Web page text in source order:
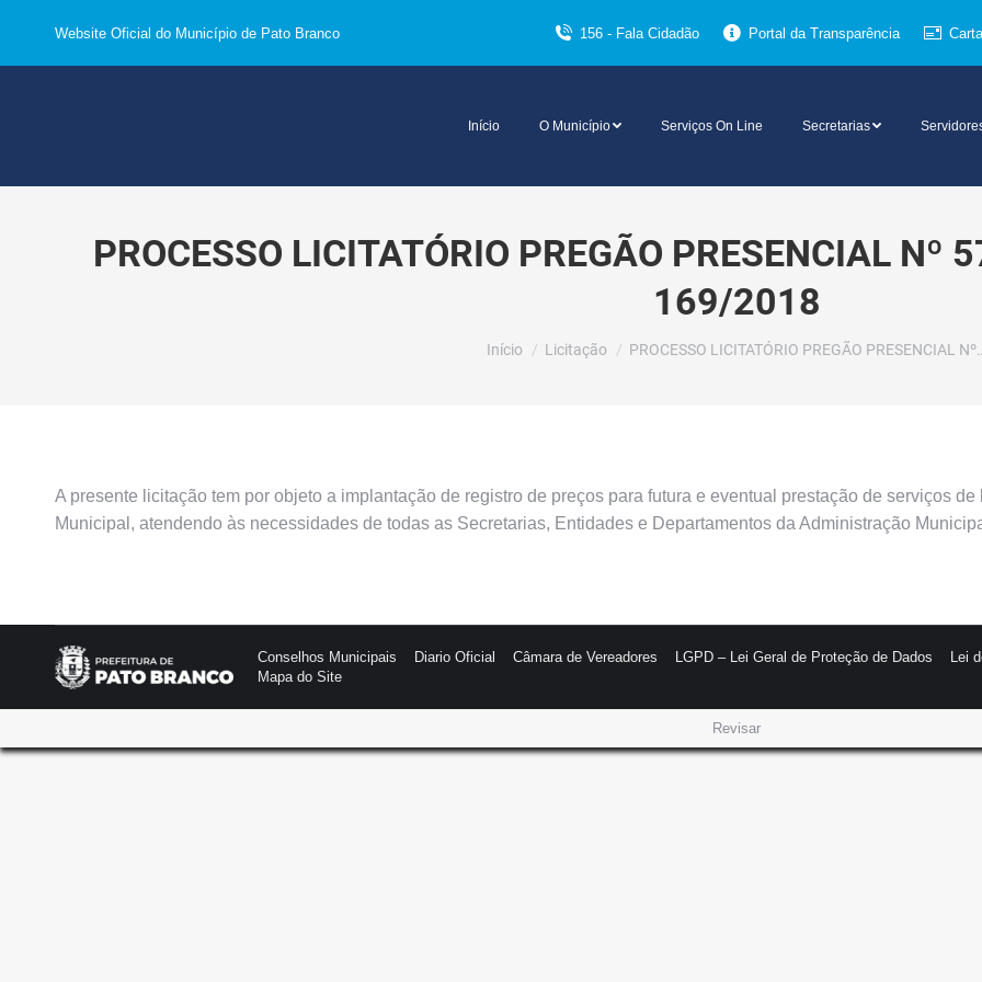
Website Oficial do Município de Pato Branco 156 - Fala Cidadão Portal da Transparência
Início O Município Serviços On Line Secretarias
PROCESSO LICITATÓRIO PREGÃO PRESENCIAL Nº
169/2018
Você está aqui:
Início Licitação PROCESSO LICITATÓRIO PREGÃO PRESENCIAL
A presente licitação tem por objeto a implantação de registro de preços para futura e eventual prestação de serviços
Municipal, atendendo às necessidades de todas as Secretarias, Entidades e Departamentos da Administração
Conselhos Municipais Diario Oficial Câmara de Vereadores LGPD – Lei Geral de Proteção de Dados Lei
Mapa do Site
Revisar